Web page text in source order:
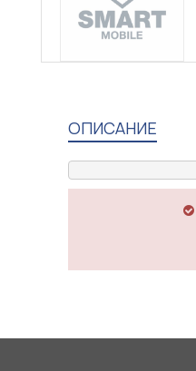
ОПИСАНИЕ